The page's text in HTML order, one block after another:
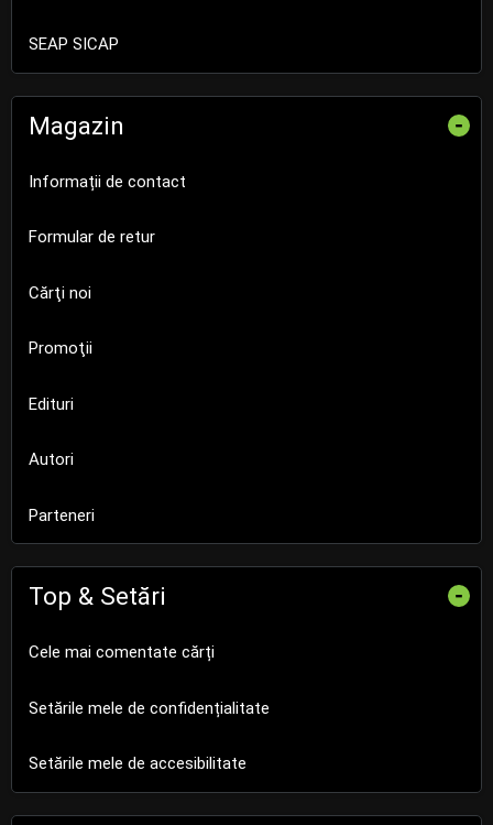
SEAP SICAP
Magazin -
Informații de contact
Formular de retur
Cărţi noi
Promoţii
Edituri
Autori
Parteneri
Top & Setări -
Cele mai comentate cărți
Setările mele de confidențialitate
Setările mele de accesibilitate